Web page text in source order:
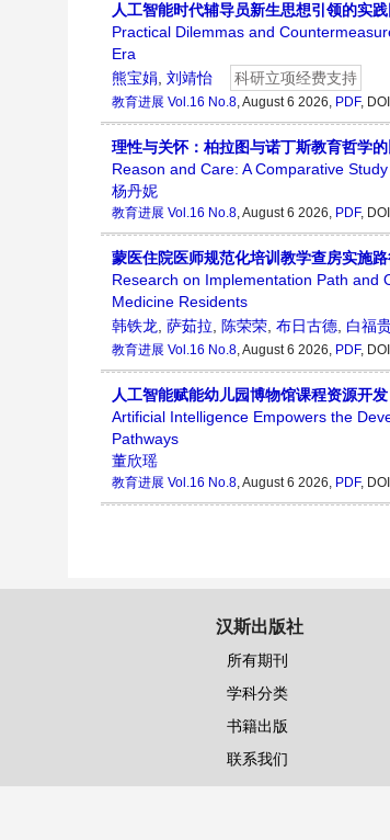
人工智能时代辅导员新生思想引领的实
Practical Dilemmas and
Era
熊宝娟, 刘靖怡 科研立项经费支持
教育进展 Vol.16 No.8, August 6 2026, PDF,
理性与关怀：柏拉图与诺丁斯教育哲学
Reason and Care: A Comparative
杨丹妮
教育进展 Vol.16 No.8, August 6 2026, PDF,
蒙医住院医师规范化培训教学查房实施
Research on Implementation Path and
Medicine Residents
韩铁龙, 萨茹拉, 陈荣荣, 布日古德, 白福
教育进展 Vol.16 No.8, August 6 2026, PDF,
人工智能赋能幼儿园博物馆课程资源开
Artificial Intelligence Empowers the
Pathways
董欣瑶
教育进展 Vol.16 No.8, August 6 2026, PDF,
汉斯出版社
所有期刊
学科分类
书籍出版
联系我们